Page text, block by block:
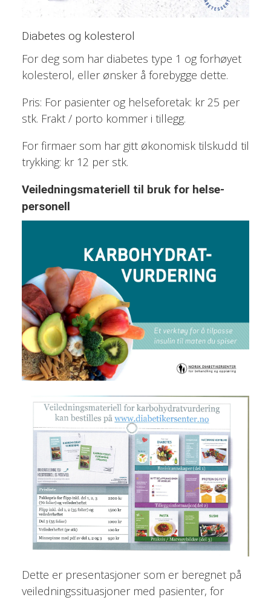
Diabetes og kolesterol
For deg som har diabetes type 1 og forhøyet
kolesterol, eller ønsker å forebygge dette.
Pris: For pasienter og helseforetak: kr 25 per
stk. Frakt / porto kommer i tillegg.
For firmaer som har gitt økonomisk tilskudd til
trykking: kr 12 per stk.
Veiledningsmateriell til bruk for helse-
personell
Dette er presentasjoner som er beregnet på
veiledningssituasjoner med pasienter, for